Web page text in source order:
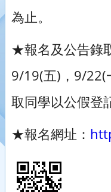
為止。
★報名及公告錄
9/19(五)，9/22(
取同學以公假登
★報名網址：